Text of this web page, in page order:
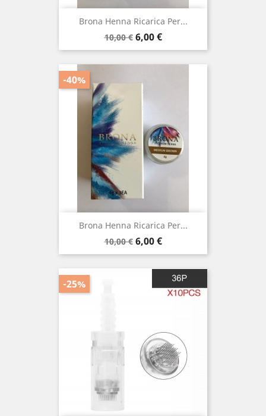
Brona Henna Ricarica Per...
Prezzo
base
10,00 € Prezzo
6,00 €
Brona Henna Ricarica Per...
Prezzo
base
10,00 € Prezzo
6,00 €
-40%
-25%